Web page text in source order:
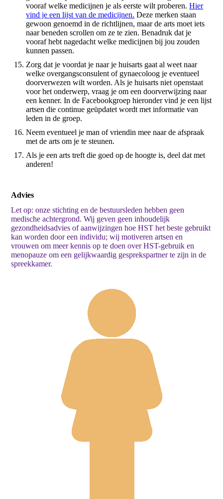
vooraf welke medicijnen je als eerste wilt proberen.Hier
vind je een lijst van de medicijnen. Deze merken staan
gewoon genoemd in de richtlijnen, maar de arts moet iets
naar beneden scrollen om ze te zien. Benadruk dat je
vooraf hebt nagedacht welke medicijnen bij jou zouden
kunnen passen.
Zorg dat je voordat je naar je huisarts gaat al weet naar
welke overgangsconsulent of gynaecoloog je eventueel
doorverwezen wilt worden. Als je huisarts niet openstaat
voor het onderwerp, vraag je om een doorverwijzing naar
een kenner. In de Facebookgroep hieronder vind je een lijst
artsen die continue geüpdatet wordt met informatie van
leden in de groep.
Neem eventueel je man of vriendin mee naar de afspraak
met de arts om je te steunen.
Als je een arts treft die goed op de hoogte is, deel dat met
anderen!
Advies
Let op: onze stichting en de bestuursleden hebben geen
medische achtergrond. Wij geven geen inhoudelijk
gezondheidsadvies of aanwijzingen hoe HST het beste gebruikt
kan worden door een individu; wij motiveren artsen en
vrouwen om meer kennis op te doen over HST-gebruik en
menopauze om een gelijkwaardig gesprekspartner te zijn in de
spreekkamer.